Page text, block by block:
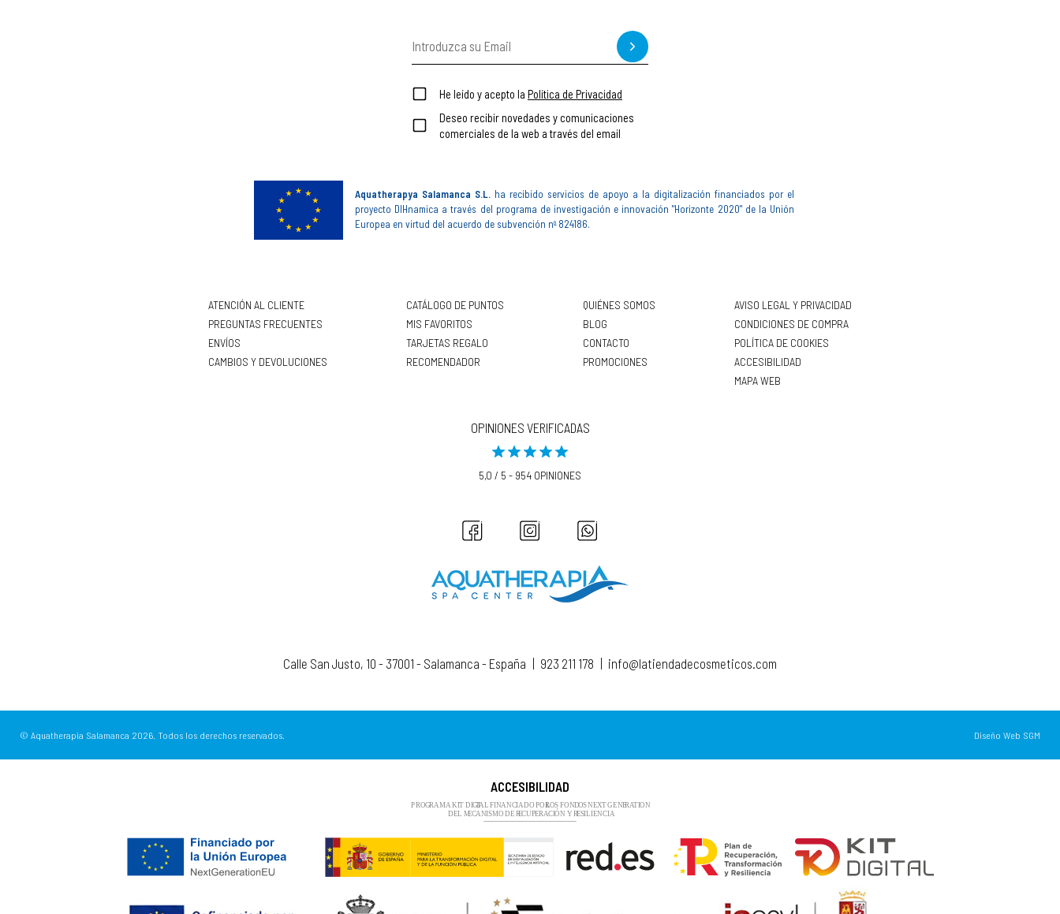
He leído y acepto la Política de Privacidad
Deseo recibir novedades y comunicaciones
comerciales de la web a través del email
Aquatherapya Salamanca S.L. ha recibido servicios de apoyo a la digitalización financiados por el
proyecto DIHnamica a través del programa de investigación e innovación "Horizonte 2020" de la Unión
Europea en virtud del acuerdo de subvención nº 824186.
ATENCIÓN AL CLIENTE
PREGUNTAS FRECUENTES
ENVÍOS
CAMBIOS Y DEVOLUCIONES
CATÁLOGO DE PUNTOS
MIS FAVORITOS
TARJETAS REGALO
RECOMENDADOR
QUIÉNES SOMOS
BLOG
CONTACTO
PROMOCIONES
AVISO LEGAL Y PRIVACIDAD
CONDICIONES DE COMPRA
POLÍTICA DE COOKIES
ACCESIBILIDAD
MAPA WEB
OPINIONES VERIFICADAS
5,0 / 5 - 954 OPINIONES
Calle San Justo, 10 - 37001 - Salamanca - España 923 211 178 info@latiendadecosmeticos.com
© Aquatherapia Salamanca 2026. Todos los derechos reservados. Diseño Web SGM
ACCESIBILIDAD